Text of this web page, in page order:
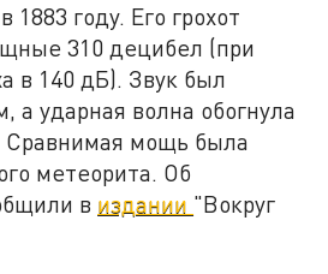
1883 году. Его грохот
310 децибел (при
в 140 дБ). Звук был
а ударная волна обогнула
Сравнимая мощь была
метеорита. Об
в издании "Вокруг